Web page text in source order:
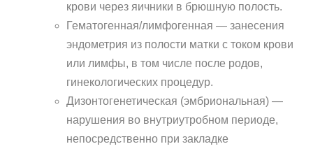
крови через яичники в брюшную полость.
Гематогенная/лимфогенная — занесения
эндометрия из полости матки с током крови
или лимфы, в том числе после родов,
гинекологических процедур.
Дизонтогенетическая (эмбриональная) —
нарушения во внутриутробном периоде,
непосредственно при закладке